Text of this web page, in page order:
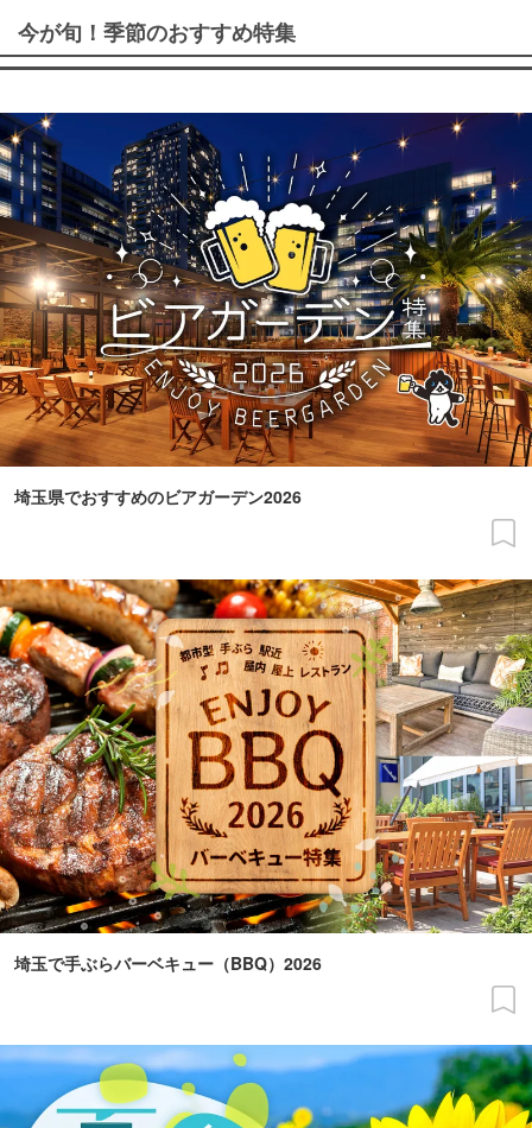
今が旬！季節のおすすめ特集
埼玉県でおすすめのビアガーデン2026
埼玉で手ぶらバーベキュー（BBQ）2026